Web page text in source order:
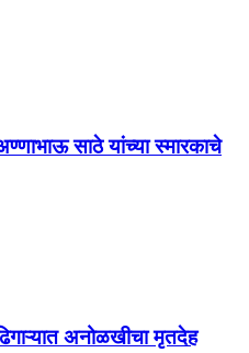
साठे यांच्या स्मारकाचे
अनोळखीचा मृतदेह